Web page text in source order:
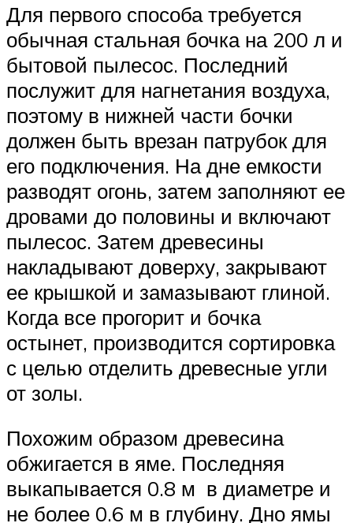
Для первого способа требуется
обычная стальная бочка на 200 л и
бытовой пылесос. Последний
послужит для нагнетания воздуха,
поэтому в нижней части бочки
должен быть врезан патрубок для
его подключения. На дне емкости
разводят огонь, затем заполняют ее
дровами до половины и включают
пылесос. Затем древесины
накладывают доверху, закрывают
ее крышкой и замазывают глиной.
Когда все прогорит и бочка
остынет, производится сортировка
с целью отделить древесные угли
от золы.
Похожим образом древесина
обжигается в яме. Последняя
выкапывается 0.8 м в диаметре и
не более 0.6 м в глубину. Дно ямы